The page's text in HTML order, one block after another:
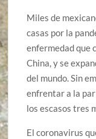
Miles de
casas por la
enfermedad que
China, y se
del mundo. Sin
enfrentar a la
los escasos tres
El coronavirus